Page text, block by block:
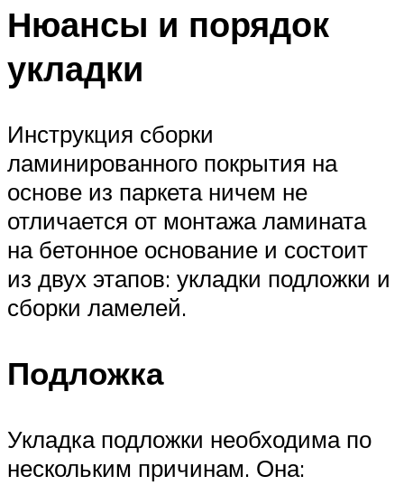
Нюансы и порядок
укладки
Инструкция сборки
ламинированного покрытия на
основе из паркета ничем не
отличается от монтажа ламината
на бетонное основание и состоит
из двух этапов: укладки подложки и
сборки ламелей.
Подложка
Укладка подложки необходима по
нескольким причинам. Она: